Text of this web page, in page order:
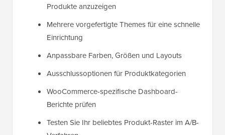
Produkte anzuzeigen
Mehrere vorgefertigte Themes für eine schnelle
Einrichtung
Anpassbare Farben, Größen und Layouts
Ausschlussoptionen für Produktkategorien
WooCommerce-spezifische Dashboard-
Berichte prüfen
Testen Sie Ihr beliebtes Produkt-Raster im A/B-